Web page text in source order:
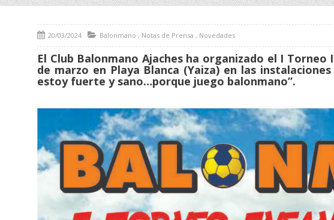
20/03/2024 Balonmano , Notas de Prensa , Novedades
El Club Balonmano Ajaches ha organizado el I
de marzo en Playa Blanca (Yaiza) en las
estoy fuerte y sano…porque juego balonmano”.